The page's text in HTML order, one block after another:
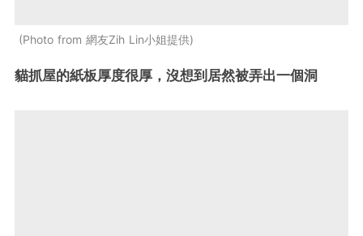
Photo from 網友Zih Lin小姐提供
貓抓屋的紙板厚度很厚，沒想到居然被弄出一個洞